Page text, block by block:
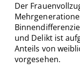
Der
und Delikt ist
Anteils von
vorgesehen.